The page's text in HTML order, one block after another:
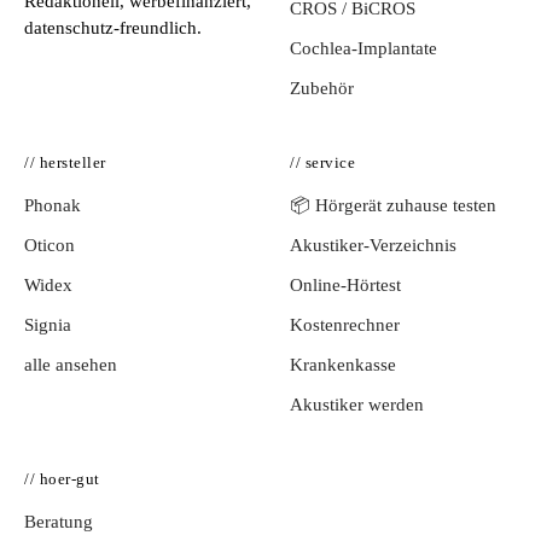
datenschutz-freundlich.
CROS / BiCROS
Cochlea-Implantate
Zubehör
// hersteller
Phonak
Oticon
Widex
Signia
alle ansehen
// service
📦 Hörgerät zuhause testen
Akustiker-Verzeichnis
Online-Hörtest
Kostenrechner
Krankenkasse
Akustiker werden
// hoer-gut
Beratung